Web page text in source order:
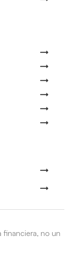
financiera, no un